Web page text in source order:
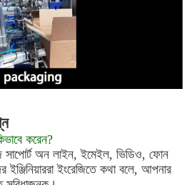
করেন?
সাপোর্ট অন লাইন, ইমেইল, ভিডিও, ফোন
ইংরেজিতে কথা বলে, আপনার